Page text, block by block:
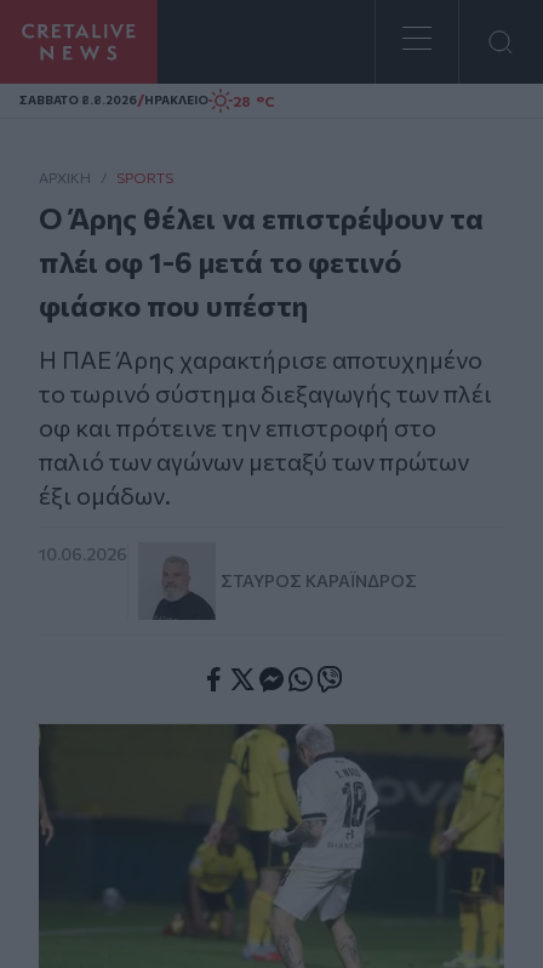
Homepage
ΣAΒΒΑΤΟ 8.8.2026/ΗΡΑΚΛΕΙΟ 28 °C
ΑΡΧΙΚΗ / SPORTS
Ο Άρης θέλει να επιστρέψουν τα
πλέι οφ 1-6 μετά το φετινό
φιάσκο που υπέστη
Η ΠΑΕ Άρης χαρακτήρισε αποτυχημένο
το τωρινό σύστημα διεξαγωγής των πλέι
οφ και πρότεινε την επιστροφή στο
παλιό των αγώνων μεταξύ των πρώτων
έξι ομάδων.
10.06.2026
ΣΤΑΎΡΟΣ ΚΑΡΑΪ́ΝΔΡΟΣ